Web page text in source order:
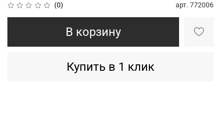
(0) арт. 772006
В корзину
Купить в 1 клик